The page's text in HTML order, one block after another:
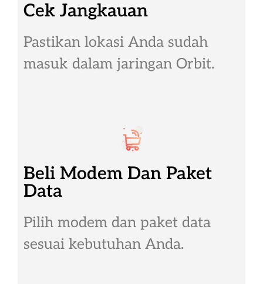
Cek Jangkauan
Pastikan lokasi Anda sudah
masuk dalam jaringan Orbit.
Beli Modem Dan Paket
Data
Pilih modem dan paket data
sesuai kebutuhan Anda.